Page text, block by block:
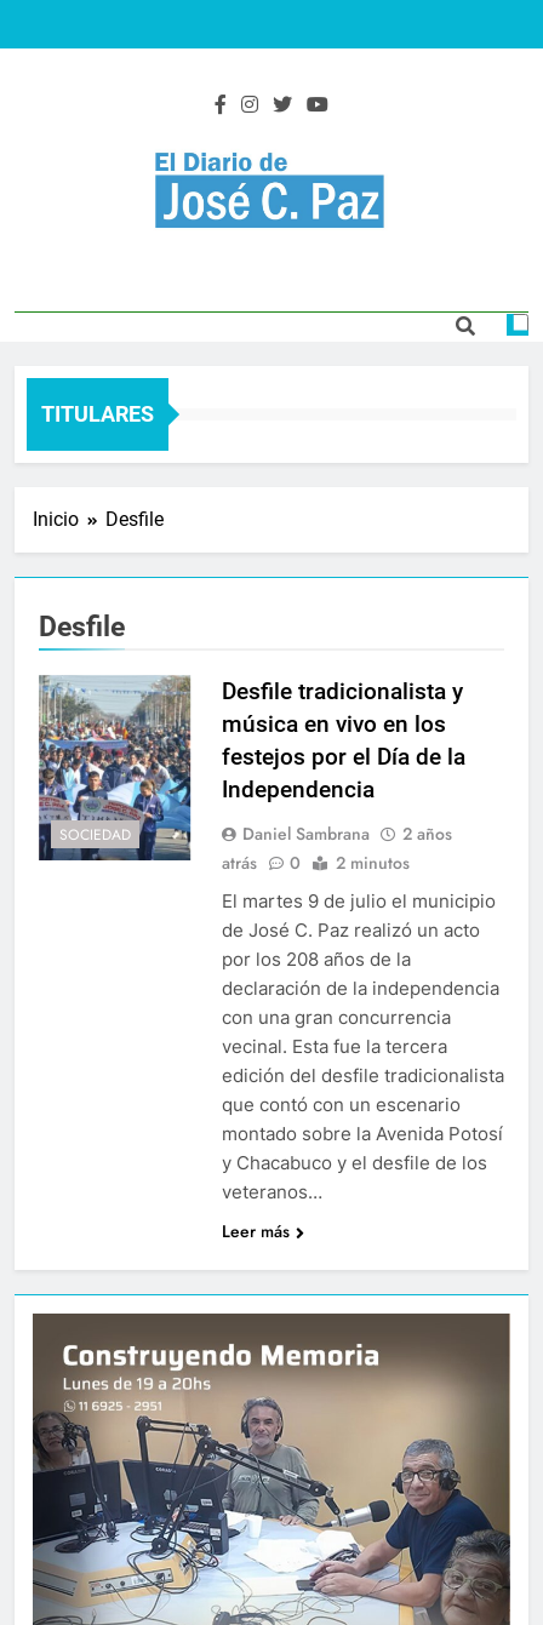
C. Paz
TITULARES
Inicio Desfile
Desfile
SOCIEDAD
Desfile tradicionalista y
música en vivo en los
festejos por el Día de la
Independencia
Daniel Sambrana
2 años
atrás
0 2 minutos
El martes 9 de julio el municipio
de José C. Paz realizó un acto
por los 208 años de la
declaración de la independencia
con una gran concurrencia
vecinal. Esta fue la tercera
edición del desfile tradicionalista
que contó con un escenario
montado sobre la Avenida Potosí
y Chacabuco y el desfile de los
veteranos…
Leer más